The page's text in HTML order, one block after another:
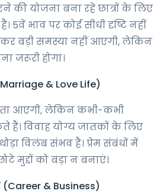
की योजना बना रहे छात्रों के लिए
भाव पर कोई सीधी दृष्टि नहीं
बड़ी समस्या नहीं आएगी, लेकिन
जरूरी होगा।
& Love Life)
आएगी, लेकिन कभी-कभी
हैं। विवाह योग्य जातकों के लिए
विलंब संभव है। प्रेम संबंधों में
मुद्दों को बड़ा न बनाएं।
& Business)